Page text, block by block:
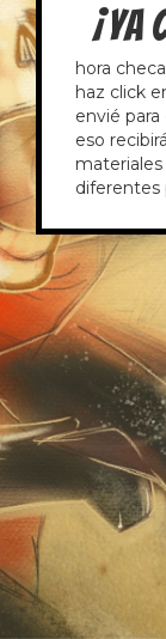
hora
haz click
envié
eso
diferentes